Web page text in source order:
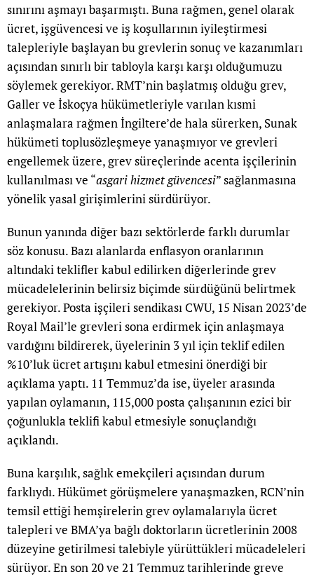
sınırını aşmayı başarmıştı. Buna rağmen, genel olarak
ücret, işgüvencesi ve iş koşullarının iyileştirmesi
talepleriyle başlayan bu grevlerin sonuç ve kazanımları
açısından sınırlı bir tabloyla karşı karşı olduğumuzu
söylemek gerekiyor. RMT’nin başlatmış olduğu grev,
Galler ve İskoçya hükümetleriyle varılan kısmi
anlaşmalara rağmen İngiltere’de hala sürerken, Sunak
hükümeti toplusözleşmeye yanaşmıyor ve grevleri
engellemek üzere, grev süreçlerinde acenta işçilerinin
kullanılması ve “asgari hizmet güvencesi” sağlanmasına
yönelik yasal girişimlerini sürdürüyor.
Bunun yanında diğer bazı sektörlerde farklı durumlar
söz konusu. Bazı alanlarda enflasyon oranlarının
altındaki teklifler kabul edilirken diğerlerinde grev
mücadelelerinin belirsiz biçimde sürdüğünü belirtmek
gerekiyor. Posta işçileri sendikası CWU, 15 Nisan 2023’de
Royal Mail’le grevleri sona erdirmek için anlaşmaya
vardığını bildirerek, üyelerinin 3 yıl için teklif edilen
%10’luk ücret artışını kabul etmesini önerdiği bir
açıklama yaptı. 11 Temmuz’da ise, üyeler arasında
yapılan oylamanın, 115,000 posta çalışanının ezici bir
çoğunlukla teklifi kabul etmesiyle sonuçlandığı
açıklandı.
Buna karşılık, sağlık emekçileri açısından durum
farklıydı. Hükümet görüşmelere yanaşmazken, RCN’nin
temsil ettiği hemşirelerin grev oylamalarıyla ücret
talepleri ve BMA’ya bağlı doktorların ücretlerinin 2008
düzeyine getirilmesi talebiyle yürüttükleri mücadeleleri
sürüyor. En son 20 ve 21 Temmuz tarihlerinde greve